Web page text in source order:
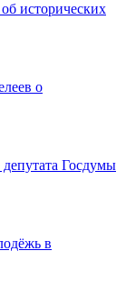
исторических
о
Госдумы
в